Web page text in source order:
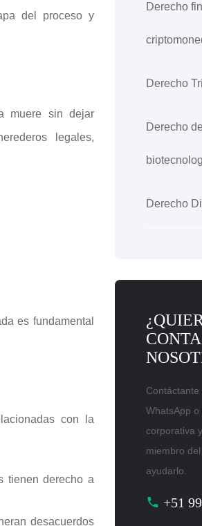
del proceso y
muere sin dejar
legales,
es fundamental
con la
tienen derecho a
desacuerdos
Derecho
Derecho
Derecho
Derecho
WhatsApp
corporativa
miembro
ayudarlo.
+51